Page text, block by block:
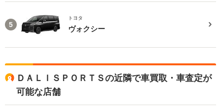
5
トヨタ
ヴォクシー
ＤＡＬＩＳＰＯＲＴＳの近隣で車買取・車査定が
可能な店舗